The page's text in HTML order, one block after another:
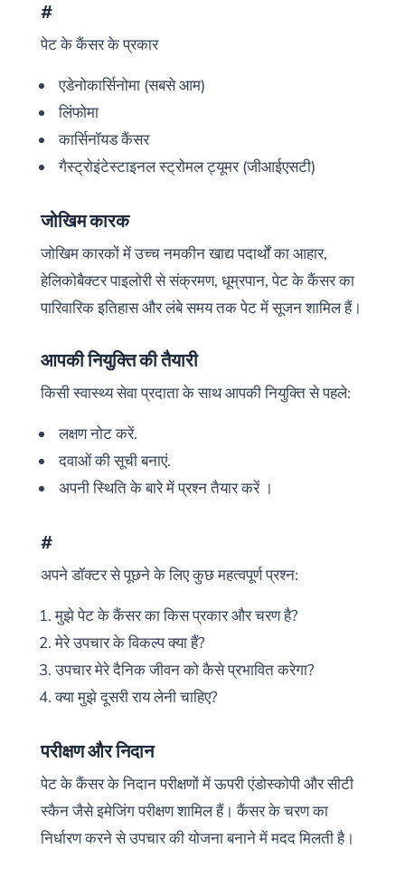
#
पेट के कैंसर के प्रकार
एडेनोकार्सिनोमा (सबसे आम)
लिंफोमा
कार्सिनॉयड कैंसर
गैस्ट्रोइंटेस्टाइनल स्ट्रोमल ट्यूमर (जीआईएसटी)
जोखिम कारक
जोखिम कारकों में उच्च नमकीन खाद्य पदार्थों का आहार,
हेलिकोबैक्टर पाइलोरी से संक्रमण, धूम्रपान, पेट के कैंसर का
पारिवारिक इतिहास और लंबे समय तक पेट में सूजन शामिल हैं।
आपकी नियुक्ति की तैयारी
किसी स्वास्थ्य सेवा प्रदाता के साथ आपकी नियुक्ति से पहले:
लक्षण नोट करें.
दवाओं की सूची बनाएं.
अपनी स्थिति के बारे में प्रश्न तैयार करें ।
#
अपने डॉक्टर से पूछने के लिए कुछ महत्वपूर्ण प्रश्न:
मुझे पेट के कैंसर का किस प्रकार और चरण है?
मेरे उपचार के विकल्प क्या हैं?
उपचार मेरे दैनिक जीवन को कैसे प्रभावित करेगा?
क्या मुझे दूसरी राय लेनी चाहिए?
परीक्षण और निदान
पेट के कैंसर के निदान परीक्षणों में ऊपरी एंडोस्कोपी और सीटी
स्कैन जैसे इमेजिंग परीक्षण शामिल हैं। कैंसर के चरण का
निर्धारण करने से उपचार की योजना बनाने में मदद मिलती है।